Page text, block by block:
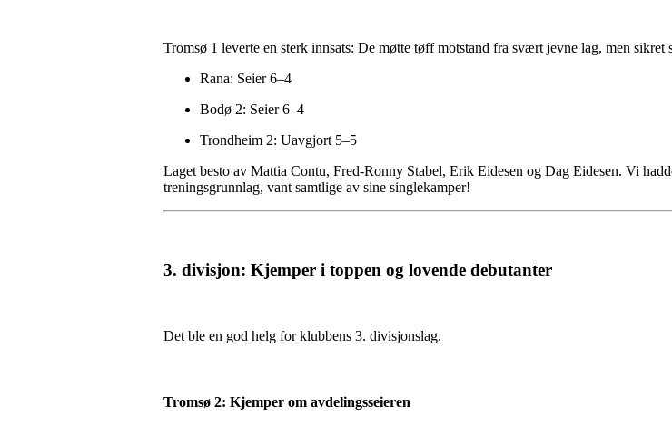
Tromsø 1 leverte en sterk innsats: De møtte tøff motstand fra svært jevne lag, men sikret
Rana: Seier 6–4
Bodø 2: Seier 6–4
Trondheim 2: Uavgjort 5–5
Laget besto av Mattia Contu, Fred-Ronny Stabel, Erik Eidesen og Dag Eidesen. Vi
treningsgrunnlag, vant samtlige av sine singlekamper!
3. divisjon: Kjemper i toppen og lovende debutanter
Det ble en god helg for klubbens 3. divisjonslag.
Tromsø 2: Kjemper om avdelingsseieren